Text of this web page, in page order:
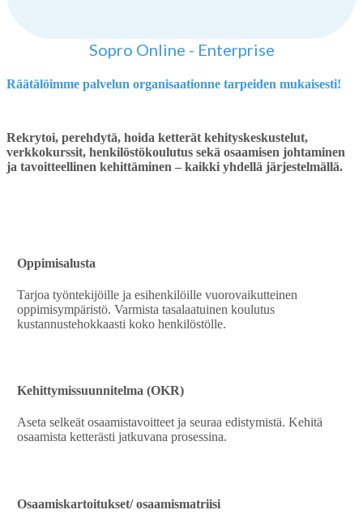
Sopro Online - Enterprise
Räätälöimme palvelun organisaationne tarpeiden mukaisesti!
Rekrytoi, perehdytä, hoida ketterät kehityskeskustelut,
verkkokurssit, henkilöstökoulutus sekä osaamisen johtaminen
ja tavoitteellinen kehittäminen – kaikki yhdellä järjestelmällä.
Oppimisalusta
Tarjoa työntekijöille ja esihenkilöille vuorovaikutteinen
oppimisympäristö. Varmista tasalaatuinen koulutus
kustannustehokkaasti koko henkilöstölle.
Kehittymissuunnitelma (OKR)
Aseta selkeät osaamistavoitteet ja seuraa edistymistä. Kehitä
osaamista ketterästi jatkuvana prosessina.
Osaamiskartoitukset/ osaamismatriisi